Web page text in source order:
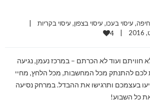
, עיסוי בעכו, עיסוי בצפון, עיסוי בקריות
4
חוויתם ועוד לא הכרתם – במרכז נעמן, נגיעה
לכם להתנתק מכל המחשבות, מכל הלחץ, מחיי
בעצמכם ותרגישו את ההבדל. במרחק נסיעה
כל השבוע!